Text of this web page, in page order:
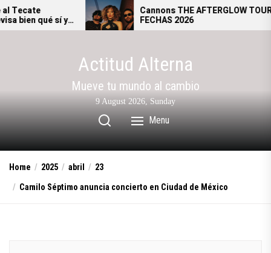
Skip
toy
Cannons THE AFTERGLOW TOUR –
FECHAS 2026
Actitud Alterna
Mueve tu mundo al cambio
9 August 2026, Sunday
Menu
Home 2025 abril
23
Camilo Séptimo anuncia concierto en Ciudad de México